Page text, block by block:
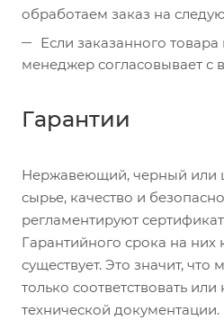
обработаем заказ на
Если заказанного товара
менеджер согласовывает с
Гарантии
Нержавеющий, черный или
сырье, качество и
регламентируют
Гарантийного срока на них
существует. Это значит,
только соответствовать или
технической документации.